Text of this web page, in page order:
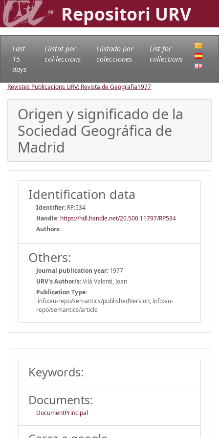
Repositori URV
Last
15
days
Llistat per
col·leccions
Llistado por
colecciones
List for
collections
Revistes Publicacions URV: Revista de Geografia1977
Origen y significado de la
Sociedad Geográfica de
Madrid
Identification data
Identifier: RP:534
Handle: https://hdl.handle.net/20.500.11797/RP534
Authors:
Others:
Journal publication year: 1977
URV's Author/s:Vilà Valentí, Joan
Publication Type:
info:eu-repo/semantics/publishedVersion, info:eu-
repo/semantics/article
Keywords:
Documents:
DocumentPrincipal